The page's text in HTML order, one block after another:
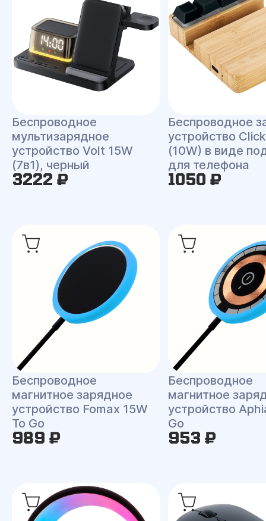
Беспроводное
мультизарядное
устройство Volt 15W
(7в1), черный
3222 ₽
Беспроводное
устройство
(10W) в виде
для телефона
1050 ₽
Беспроводное
магнитное зарядное
устройство Fomax 15W
To Go
989 ₽
Беспроводное
магнитное
устройство
Go
953 ₽